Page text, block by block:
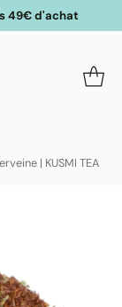
49€ d'achat
| KUSMI TEA